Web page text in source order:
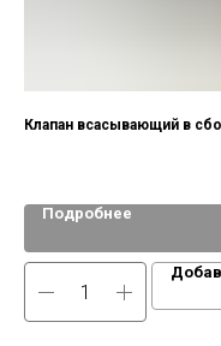
Клапан всасывающий в
Подробнее